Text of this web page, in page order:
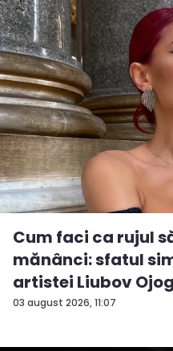
03 august 2026, 11:07
Cum faci ca rujul
mănânci: sfatul
artistei Liubov